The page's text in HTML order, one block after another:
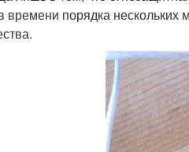
времени порядка